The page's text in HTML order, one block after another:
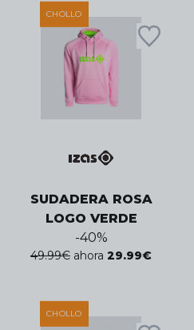
CHOLLO
SUDADERA ROSA
LOGO VERDE
-40%
49.99€ ahora 29.99€
CHOLLO